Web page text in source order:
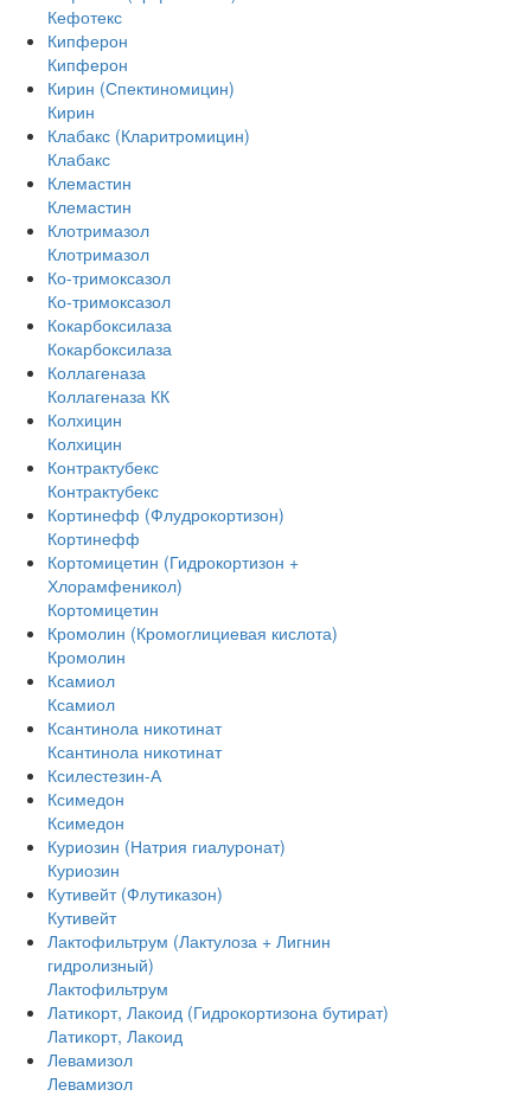
Кефотекс
Кипферон
Кипферон
Кирин (Спектиномицин)
Кирин
Клабакс (Кларитромицин)
Клабакс
Клемастин
Клемастин
Клотримазол
Клотримазол
Ко-тримоксазол
Ко-тримоксазол
Кокарбоксилаза
Кокарбоксилаза
Коллагеназа
Коллагеназа КК
Колхицин
Колхицин
Контрактубекс
Контрактубекс
Кортинефф (Флудрокортизон)
Кортинефф
Кортомицетин (Гидрокортизон +
Хлорамфеникол)
Кортомицетин
Кромолин (Кромоглициевая кислота)
Кромолин
Ксамиол
Ксамиол
Ксантинола никотинат
Ксантинола никотинат
Ксилестезин-А
Ксимедон
Ксимедон
Куриозин (Натрия гиалуронат)
Куриозин
Кутивейт (Флутиказон)
Кутивейт
Лактофильтрум (Лактулоза + Лигнин
гидролизный)
Лактофильтрум
Латикорт, Лакоид (Гидрокортизона бутират)
Латикорт, Лакоид
Левамизол
Левамизол